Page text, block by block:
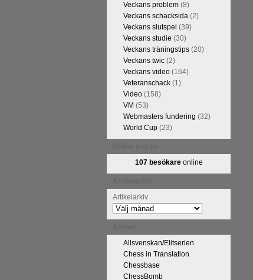
Veckans problem(8)
Veckans schacksida(2)
Veckans slutspel (39)
Veckans studie (30)
Veckans träningstips(20)
Veckans twic(2)
Veckans video(164)
Veteranschack(1)
Video(158)
VM (53)
Webmasters fundering (32)
World Cup(23)
107 besökareonline
Artikelarkiv
Allsvenskan/Elitserien
Chess in Translation
Chessbase
ChessBomb